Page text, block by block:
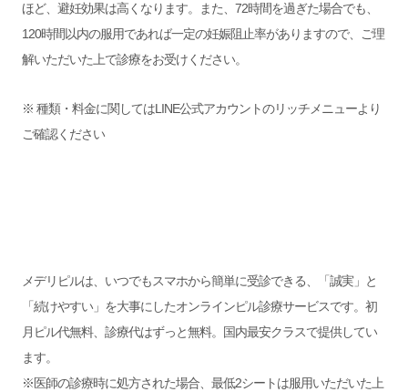
ほど、避妊効果は高くなります。また、72時間を過ぎた場合でも、
120時間以内の服用であれば一定の妊娠阻止率がありますので、ご理
解いただいた上で診療をお受けください。
※ 種類・料金に関してはLINE公式アカウントのリッチメニューより
ご確認ください
メデリピルは、いつでもスマホから簡単に受診できる、「誠実」と
「続けやすい」を大事にしたオンラインピル診療サービスです。初
月ピル代無料、診療代はずっと無料。国内最安クラスで提供してい
ます。
※医師の診療時に処方された場合、最低2シートは服用いただいた上